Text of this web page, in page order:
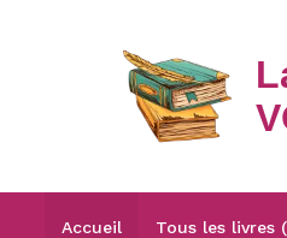
Accueil Tous les livres